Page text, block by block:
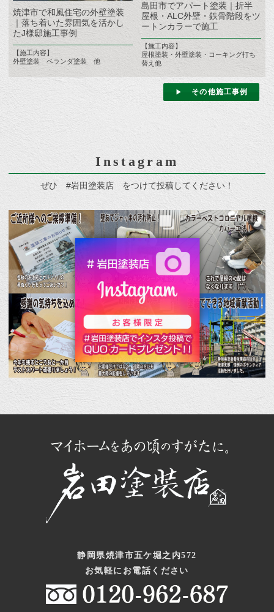
焼津市で和風住宅の外壁塗装
｜落ち着いた雰囲気を活かし
たJ様邸施工事例
【施工内容】
外壁塗装 ベランダ塗装 他
島田市でアパート塗装｜折半
屋根・ALC外壁・鉄骨階段をツ
ートンカラーで施工
【施工内容】
屋根塗装・外壁塗装・コーキング打ち
替え他
その他施工事例
Instagram
ぜひ #岩田塗装店 をつけて投稿してください！
静岡県焼津市五ケ堀之内572
お気軽にお電話ください